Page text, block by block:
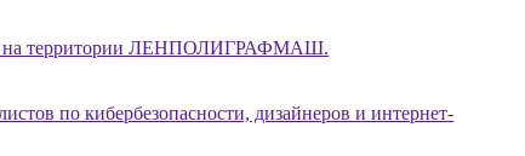
на территории ЛЕНПОЛИГРАФМАШ.
по кибербезопасности, дизайнеров и интернет-